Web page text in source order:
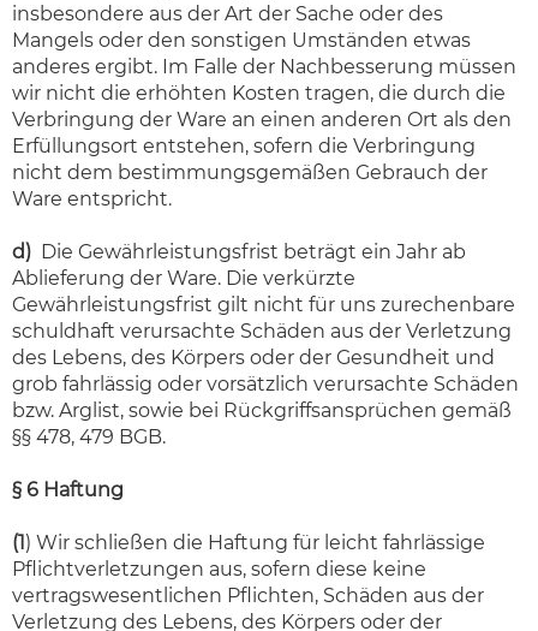
insbesondere aus der Art der Sache oder des
Mangels oder den sonstigen Umständen etwas
anderes ergibt. Im Falle der Nachbesserung müssen
wir nicht die erhöhten Kosten tragen, die durch die
Verbringung der Ware an einen anderen Ort als den
Erfüllungsort entstehen, sofern die Verbringung
nicht dem bestimmungsgemäßen Gebrauch der
Ware entspricht.
d) Die Gewährleistungsfrist beträgt ein Jahr ab
Ablieferung der Ware. Die verkürzte
Gewährleistungsfrist gilt nicht für uns zurechenbare
schuldhaft verursachte Schäden aus der Verletzung
des Lebens, des Körpers oder der Gesundheit und
grob fahrlässig oder vorsätzlich verursachte Schäden
bzw. Arglist, sowie bei Rückgriffsansprüchen gemäß
§§ 478, 479 BGB.
§ 6 Haftung
(1) Wir schließen die Haftung für leicht fahrlässige
Pflichtverletzungen aus, sofern diese keine
vertragswesentlichen Pflichten, Schäden aus der
Verletzung des Lebens, des Körpers oder der